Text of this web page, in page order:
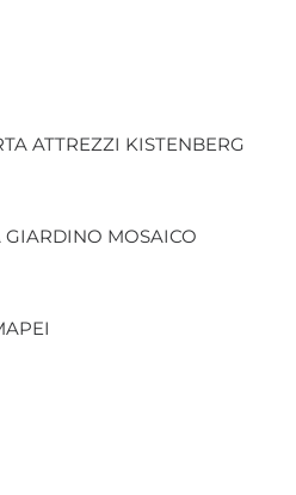
ATTREZZI KISTENBERG
MOSAICO